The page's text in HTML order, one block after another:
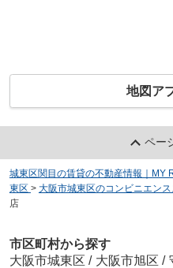
地図ア
ペー
城東区関目の賃貸の不動産情報｜MY
東区 > 大阪市城東区のコンビニエンス
店
市区町村から探す
大阪市城東区 / 大阪市旭区 /